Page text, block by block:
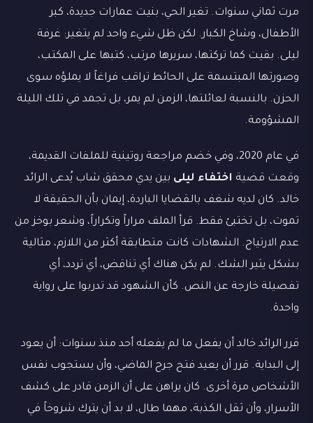
مرت ثماني سنوات. تغير الحي، بنيت عمارات جديدة، كبر
الأطفال، وشاخ الكبار. لكن ظل شيء واحد لم يتغير: غرفة
ليلى. بقيت كما تركتها، سريرها مرتب، كتبها على المكتب،
وصورتها المبتسمة على الحائط تراقب فراغاً لا يملؤه سوى
الحزن. بالنسبة لعائلتها، الزمن لم يمر، بل تجمد في تلك الليلة
المشؤومة.
في عام 2020، وفي خضم مراجعة روتينية للملفات القديمة،
وقعت قضية اختفاء ليلى بين يدي محقق شاب يُدعى الرائد
خالد. كان لديه شغف بالقضايا الباردة، إيمان بأن الحقيقة لا
تموت، بل تختبئ فقط. قرأ الملف مراراً وتكراراً، وشعر بوخز من
عدم الارتياح. الشهادات كانت متطابقة أكثر من اللازم، مثالية
بشكل يثير الشك. لم يكن هناك أي تناقض، أي تردد، أي
تفصيلة خارجة عن النص. كأن الشهود قد تدربوا على رواية
واحدة.
قرر الرائد خالد أن يفعل ما لم يفعله أحد منذ سنوات: أن يعود
إلى البداية. قرر أن يعيد فتح جرح الماضي، وأن يستجوب نفس
الأشخاص مرة أخرى. كان يراهن على أن الزمن قادر على كشف
الأسرار، وأن ثقل الكذبة، مهما طال، لا بد أن يترك شروخاً في